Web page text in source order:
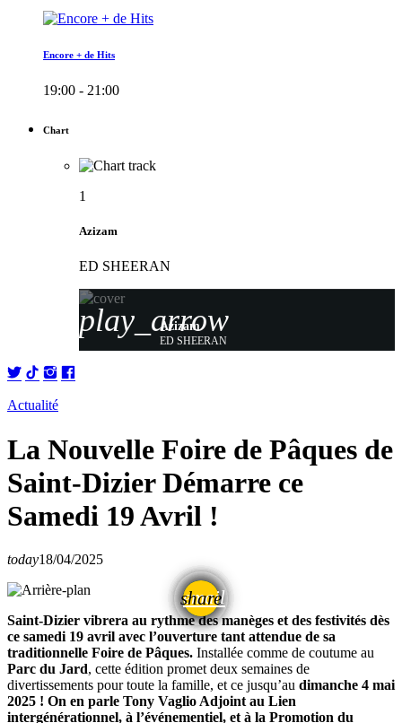
Encore + de Hits
19:00 - 21:00
Chart
1
Azizam
ED SHEERAN
play_arrow
Azizam
ED SHEERAN
Actualité
La Nouvelle Foire de Pâques de
Saint-Dizier Démarre ce
Samedi 19 Avril !
today18/04/2025
share
email
Saint-Dizier vibrera au rythme des manèges et des festivités dès
ce samedi 19 avril avec l’ouverture tant attendue de sa
traditionnelle Foire de Pâques. Installée comme de coutume au
Parc du Jard, cette édition promet deux semaines de
divertissements pour toute la famille, et ce jusqu’au dimanche 4 mai
2025 ! On en parle Tony Vaglio Adjoint au Lien
intergénérationnel, à l’événementiel, et à la Promotion du